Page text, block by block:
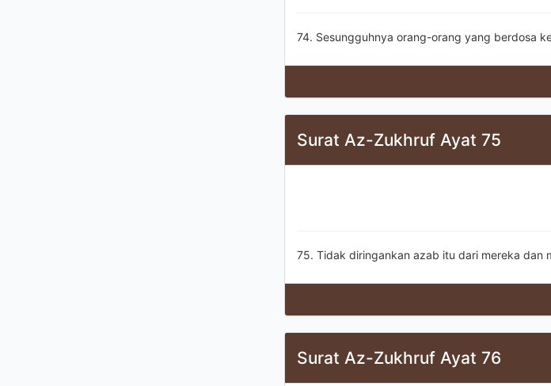
74. Sesungguhnya orang-orang yang berdosa
Surat Az-Zukhruf Ayat 75
75. Tidak diringankan azab itu dari mereka dan
Surat Az-Zukhruf Ayat 76